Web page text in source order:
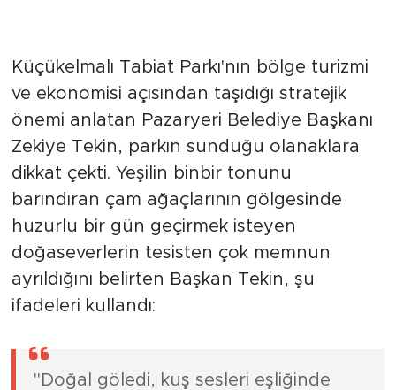
Küçükelmalı Tabiat Parkı'nın bölge turizmi
ve ekonomisi açısından taşıdığı stratejik
önemi anlatan Pazaryeri Belediye Başkanı
Zekiye Tekin, parkın sunduğu olanaklara
dikkat çekti. Yeşilin binbir tonunu
barındıran çam ağaçlarının gölgesinde
huzurlu bir gün geçirmek isteyen
doğaseverlerin tesisten çok memnun
ayrıldığını belirten Başkan Tekin, şu
ifadeleri kullandı:
"Doğal göledi, kuş sesleri eşliğinde